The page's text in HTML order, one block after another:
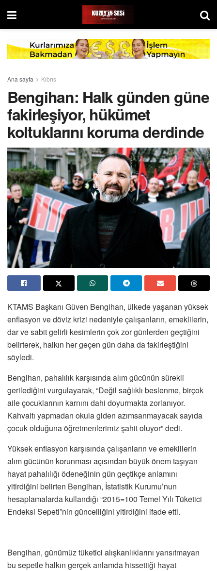
Ana sayfa Kıbrıs
Bengihan: Halk günden güne
fakirleşiyor, hükümet
koltuklarını koruma derdinde
KTAMS Başkanı Güven Bengihan, ülkede yaşanan yüksek
enflasyon ve döviz krizi nedeniyle çalışanların, emeklilerin,
dar ve sabit gelirli kesimlerin çok zor günlerden geçtiğini
belirterek, halkın her geçen gün daha da fakirleştiğini
söyledi.
Bengihan, pahalılık karşısında alım gücünün sürekli
gerilediğini vurgulayarak, “Değil sağlıklı beslenme, birçok
aile çocuklarının karnını dahi doyurmakta zorlanıyor.
Kahvaltı yapmadan okula giden azımsanmayacak sayıda
çocuk olduğuna öğretmenlerimiz şahit oluyor” dedi.
Yüksek enflasyon karşısında çalışanların ve emeklilerin
alım gücünün korunması açısından büyük önem taşıyan
hayat pahalılığı ödeneğinin gün geçtikçe anlamını
yitirdiğini belirten Bengihan, İstatistik Kurumu’nun
hesaplamalarda kullandığı “2015=100 Temel Yılı Tüketici
Endeksi Sepeti”nin güncelliğini yitirdiğini ifade etti.
Bengihan, günümüz tüketici alışkanlıklarını yansıtmayan
bu sepetle halkın gerçek anlamda hissettiği hayat